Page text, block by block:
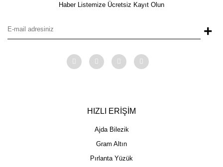
Haber Listemize Ücretsiz Kayıt Olun
+
HIZLI ERİŞİM
Ajda Bilezik
Gram Altın
Pırlanta Yüzük